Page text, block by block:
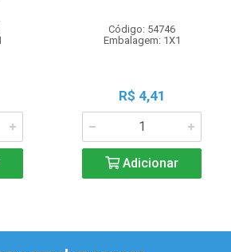
Código: 54746
Embalagem: 1X1
R$ 4,41
Adicionar